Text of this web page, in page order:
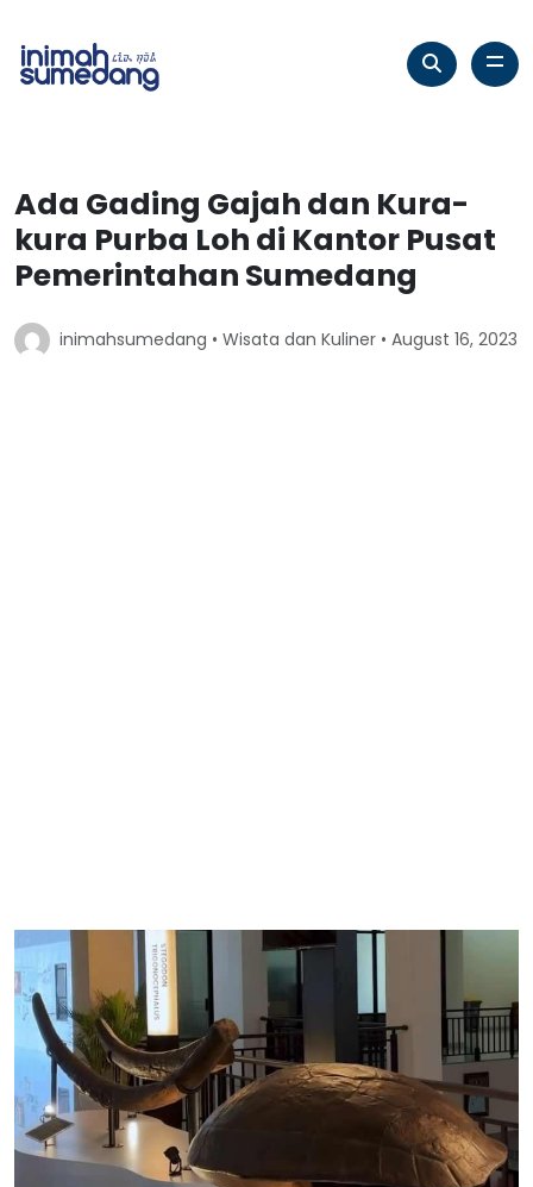
Ada Gading Gajah dan Kura-
kura Purba Loh di Kantor Pusat
Pemerintahan Sumedang
inimahsumedang • Wisata dan Kuliner • August 16, 2023